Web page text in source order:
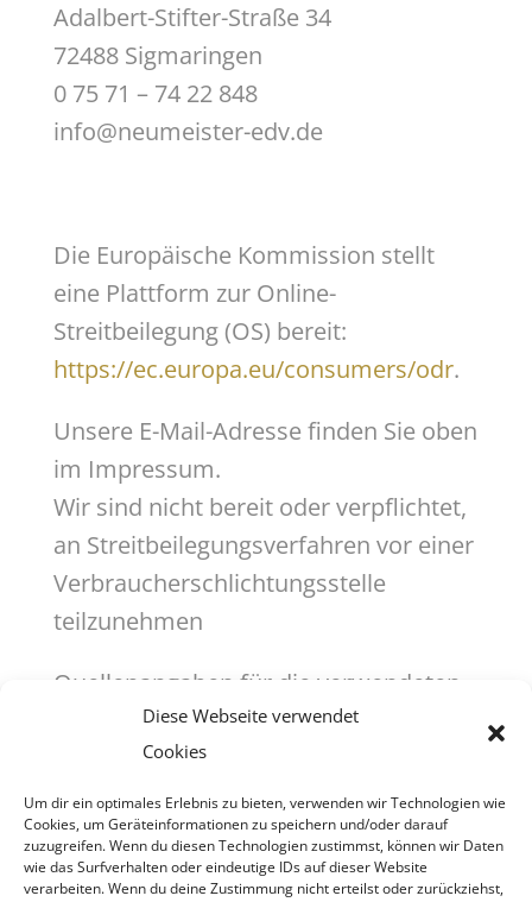
Diese Webseite verwendet
Cookies
Um dir ein optimales Erlebnis zu bieten, verwenden wir Technologien wie
Cookies, um Geräteinformationen zu speichern und/oder darauf
zuzugreifen. Wenn du diesen Technologien zustimmst, können wir Daten
wie das Surfverhalten oder eindeutige IDs auf dieser Website
verarbeiten. Wenn du deine Zustimmung nicht erteilst oder zurückziehst,
Adalbert-Stifter-Straße 34
72488 Sigmaringen
0 75 71 – 74 22 848
info@neumeister-edv.de
Die Europäische Kommission stellt
eine Plattform zur Online-
Streitbeilegung (OS) bereit:
https://ec.europa.eu/consumers/odr.
Unsere E-Mail-Adresse finden Sie oben
im Impressum.
Wir sind nicht bereit oder verpflichtet,
an Streitbeilegungsverfahren vor einer
Verbraucherschlichtungsstelle
teilzunehmen
Quellenangaben für die verwendeten
Bilder und Grafiken:
Adobe Stock Photos